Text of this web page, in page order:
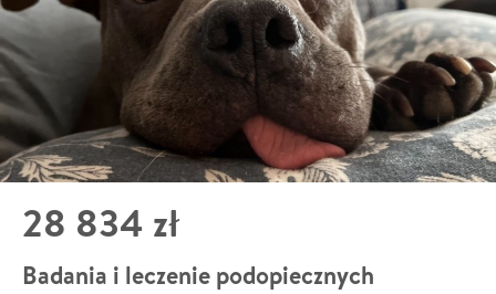
28 834 zł
Badania i leczenie podopiecznych